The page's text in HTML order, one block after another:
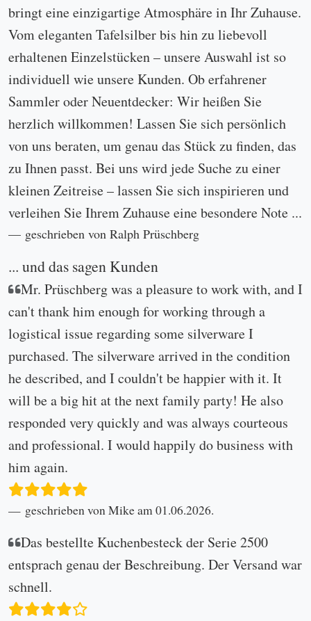
bringt eine einzigartige Atmosphäre in Ihr Zuhause.
Vom eleganten Tafelsilber bis hin zu liebevoll
erhaltenen Einzelstücken – unsere Auswahl ist so
individuell wie unsere Kunden. Ob erfahrener
Sammler oder Neuentdecker: Wir heißen Sie
herzlich willkommen! Lassen Sie sich persönlich
von uns beraten, um genau das Stück zu finden, das
zu Ihnen passt. Bei uns wird jede Suche zu einer
kleinen Zeitreise – lassen Sie sich inspirieren und
verleihen Sie Ihrem Zuhause eine besondere Note ...
geschrieben von Ralph Prüschberg
... und das sagen Kunden
Mr. Prüschberg was a pleasure to work with, and I
can't thank him enough for working through a
logistical issue regarding some silverware I
purchased. The silverware arrived in the condition
he described, and I couldn't be happier with it. It
will be a big hit at the next family party! He also
responded very quickly and was always courteous
and professional. I would happily do business with
him again.
geschrieben von Mike am 01.06.2026.
Das bestellte Kuchenbesteck der Serie 2500
entsprach genau der Beschreibung. Der Versand war
schnell.